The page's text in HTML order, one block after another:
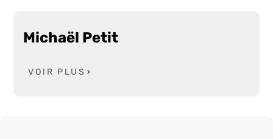
Michaël Petit
VOIR PLUS